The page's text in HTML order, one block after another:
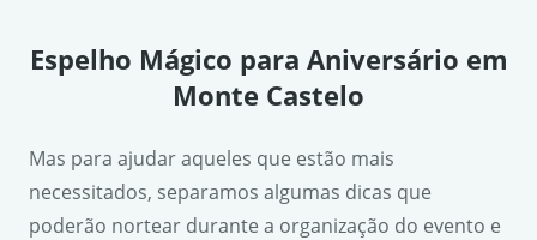
Espelho Mágico para Aniversário em
Monte Castelo
Mas para ajudar aqueles que estão mais
necessitados, separamos algumas dicas que
poderão nortear durante a organização do evento e